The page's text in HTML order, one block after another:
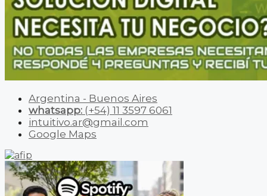
Argentina - Buenos Aires
whatsapp: (+54) 11 3597 6061
intuitivo.ar@gmail.com
Google Maps